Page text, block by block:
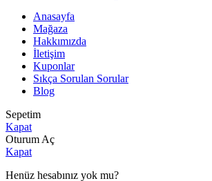
Anasayfa
Mağaza
Hakkımızda
İletişim
Kuponlar
Sıkça Sorulan Sorular
Blog
Sepetim
Kapat
Oturum Aç
Kapat
Henüz hesabınız yok mu?